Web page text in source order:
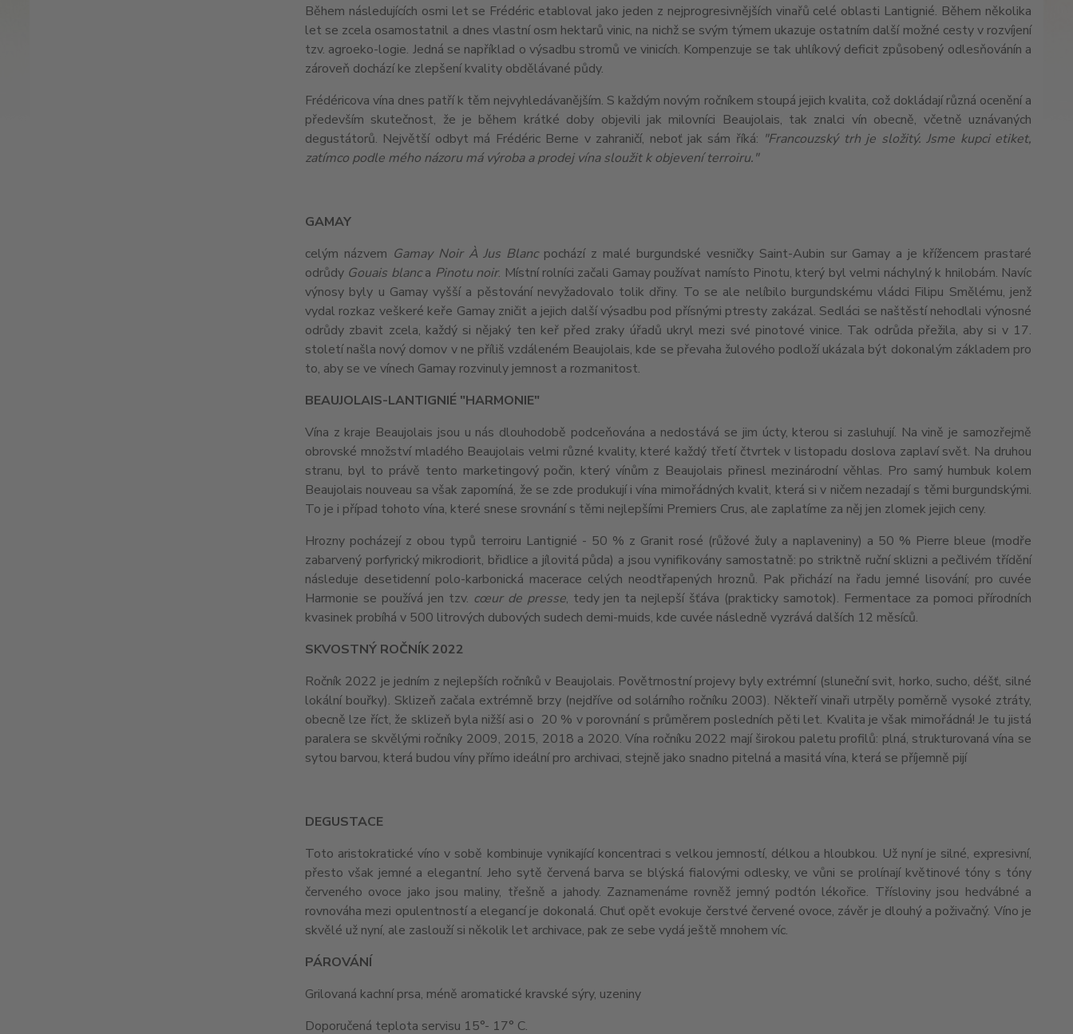
Během následujících osmi let se Frédéric etabloval jako jeden z nejprogresivnějších vinařů celé oblasti Lantignié. Během několika
let se zcela osamostatnil a dnes vlastní osm hektarů vinic, na nichž se svým týmem ukazuje ostatním další možné cesty v rozvíjení
tzv. agroeko-logie. Jedná se například o výsadbu stromů ve vinicích. Kompenzuje se tak uhlíkový deficit způsobený odlesňovánín a
zároveň dochází ke zlepšení kvality obdělávané půdy.
Frédéricova vína dnes patří k těm nejvyhledávanějším. S každým novým ročníkem stoupá jejich kvalita, což dokládají různá ocenění a
především skutečnost, že je během krátké doby objevili jak milovníci Beaujolais, tak znalci vín obecně, včetně uznávaných
degustátorů. Největší odbyt má Frédéric Berne v zahraničí, neboť jak sám říká: "Francouzský trh je složitý. Jsme kupci etiket,
zatímco podle mého názoru má výroba a prodej vína sloužit k objevení terroiru."
GAMAY
celým názvem Gamay Noir À Jus Blanc pochází z malé burgundské vesničky Saint-Aubin sur Gamay a je křížencem prastaré
odrůdy Gouais blanca Pinotu noir. Místní rolníci začali Gamay používat namísto Pinotu, který byl velmi náchylný k hnilobám. Navíc
výnosy byly u Gamay vyšší a pěstování nevyžadovalo tolik dřiny. To se ale nelíbilo burgundskému vládci Filipu Smělému, jenž
vydal rozkaz veškeré keře Gamay zničit a jejich další výsadbu pod přísnými ptresty zakázal. Sedláci se naštěstí nehodlali výnosné
odrůdy zbavit zcela, každý si nějaký ten keř před zraky úřadů ukryl mezi své pinotové vinice. Tak odrůda přežila, aby si v 17.
století našla nový domov v ne příliš vzdáleném Beaujolais, kde se převaha žulového podloží ukázala být dokonalým základem pro
to, aby se ve vínech Gamay rozvinuly jemnost a rozmanitost.
BEAUJOLAIS-LANTIGNIÉ "HARMONIE"
Vína z kraje Beaujolais jsou u nás dlouhodobě podceňována a nedostává se jim úcty, kterou si zasluhují. Na vině je samozřejmě
obrovské množství mladého Beaujolais velmi různé kvality, které každý třetí čtvrtek v listopadu doslova zaplaví svět. Na druhou
stranu, byl to právě tento marketingový počin, který vínům z Beaujolais přinesl mezinárodní věhlas. Pro samý humbuk kolem
Beaujolais nouveau sa však zapomíná, že se zde produkují i vína mimořádných kvalit, která si v ničem nezadají s těmi burgundskými.
To je i případ tohoto vína, které snese srovnání s těmi nejlepšími Premiers Crus, ale zaplatíme za něj jen zlomek jejich ceny.
Hrozny pocházejí z obou typů terroiru Lantignié - 50 % z Granit rosé (růžové žuly a naplaveniny) a 50 % Pierre bleue (modře
zabarvený porfyrický mikrodiorit, břidlice a jílovitá půda) a jsou vynifikovány samostatně: po striktně ruční sklizni a pečlivém třídění
následuje desetidenní polo-karbonická macerace celých neodtřapených hroznů. Pak přichází na řadu jemné lisování; pro cuvée
Harmonie se používá jen tzv. cœur de presse, tedy jen ta nejlepší šťáva (prakticky samotok). Fermentace za pomoci přírodních
kvasinek probíhá v 500 litrových dubových sudech demi-muids, kde cuvée následně vyzrává dalších 12 měsíců.
SKVOSTNÝ ROČNÍK 2022
Ročník 2022 je jedním z nejlepších ročníků v Beaujolais. Povětrnostní projevy byly extrémní (sluneční svit, horko, sucho, déšť, silné
lokální bouřky). Sklizeň začala extrémně brzy (nejdříve od solárního ročníku 2003). Někteří vinaři utrpěly poměrně vysoké ztráty,
obecně lze říct, že sklizeň byla nižší asi o 20 % v porovnání s průměrem posledních pěti let. Kvalita je však mimořádná! Je tu jistá
paralera se skvělými ročníky 2009, 2015, 2018 a 2020. Vína ročníku 2022 mají širokou paletu profilů: plná, strukturovaná vína se
sytou barvou, která budou víny přímo ideální pro archivaci, stejně jako snadno pitelná a masitá vína, která se příjemně pijí
DEGUSTACE
Toto aristokratické víno v sobě kombinuje vynikající koncentraci s velkou jemností, délkou a hloubkou. Už nyní je silné, expresivní,
přesto však jemné a elegantní. Jeho sytě červená barva se blýská fialovými odlesky, ve vůni se prolínají květinové tóny s tóny
červeného ovoce jako jsou maliny, třešně a jahody. Zaznamenáme rovněž jemný podtón lékořice. Třísloviny jsou hedvábné a
rovnováha mezi opulentností a elegancí je dokonalá. Chuť opět evokuje čerstvé červené ovoce, závěr je dlouhý a poživačný. Víno je
skvělé už nyní, ale zaslouží si několik let archivace, pak ze sebe vydá ještě mnohem víc.
PÁROVÁNÍ
Grilovaná kachní prsa, méně aromatické kravské sýry, uzeniny
Doporučená teplota servisu 15°- 17° C.